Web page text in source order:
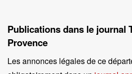
Publications dans le journal
Provence
Les annonces légales de ce